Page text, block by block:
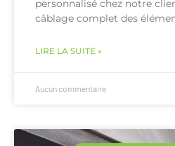
personnalisé chez notre
câblage complet des
LIRE LA SUITE »
Aucun commentaire